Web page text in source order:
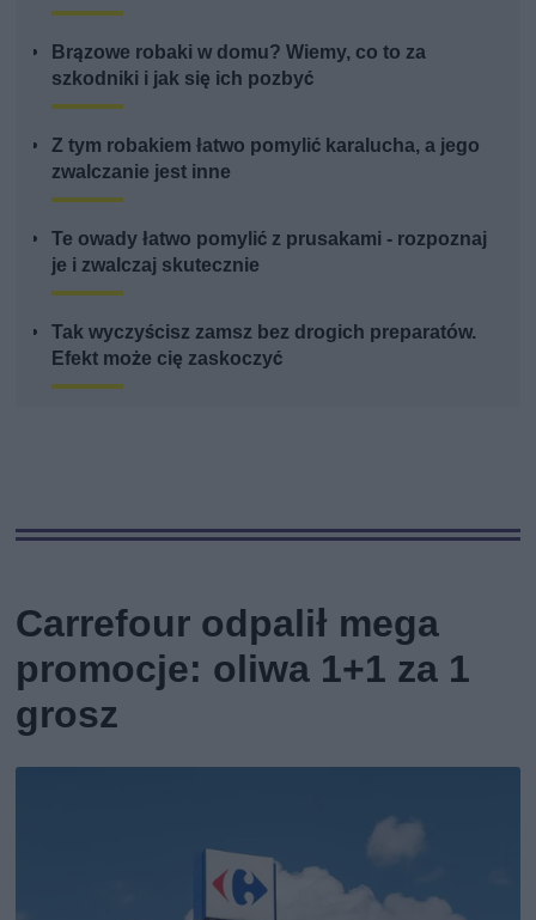
Brązowe robaki w domu? Wiemy, co to za
szkodniki i jak się ich pozbyć
Z tym robakiem łatwo pomylić karalucha, a jego
zwalczanie jest inne
Te owady łatwo pomylić z prusakami - rozpoznaj
je i zwalczaj skutecznie
Tak wyczyścisz zamsz bez drogich preparatów.
Efekt może cię zaskoczyć
Carrefour odpalił mega
promocje: oliwa 1+1 za 1
grosz